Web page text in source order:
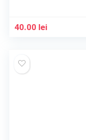
40.00 lei